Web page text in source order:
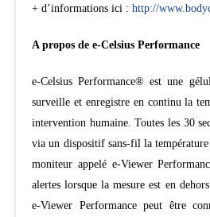
+ d’informations ici : http://
A propos de e-Celsius Performance
e-Celsius Performance® est une
surveille et enregistre en continu la
intervention humaine. Toutes les 30
via un dispositif sans-fil la
moniteur appelé e-Viewer
alertes lorsque la mesure est en
e-Viewer Performance peut être